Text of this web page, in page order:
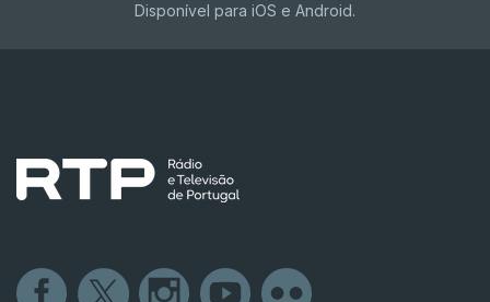
Disponível para iOS e Android.